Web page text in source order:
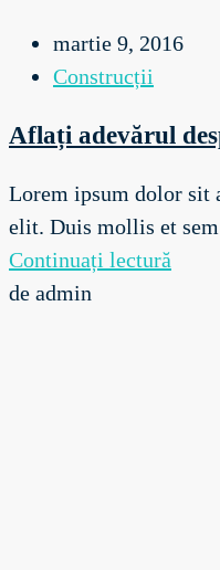
martie 9, 2016
Construcții
Aflați adevărul
Lorem ipsum dolor sit
elit. Duis mollis et
Continuați lectură
de admin